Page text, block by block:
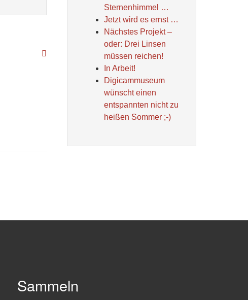
Sternenhimmel …
Jetzt wird es ernst …
Nächstes Projekt –
oder: Drei Linsen
müssen reichen!
In Arbeit!
Digicammuseum
wünscht einen
entspannten nicht zu
heißen Sommer ;-)
Sammeln